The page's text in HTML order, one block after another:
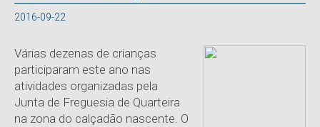
2016-09-22
Várias dezenas de crianças
participaram este ano nas
atividades organizadas pela
Junta de Freguesia de Quarteira
na zona do calçadão nascente. O